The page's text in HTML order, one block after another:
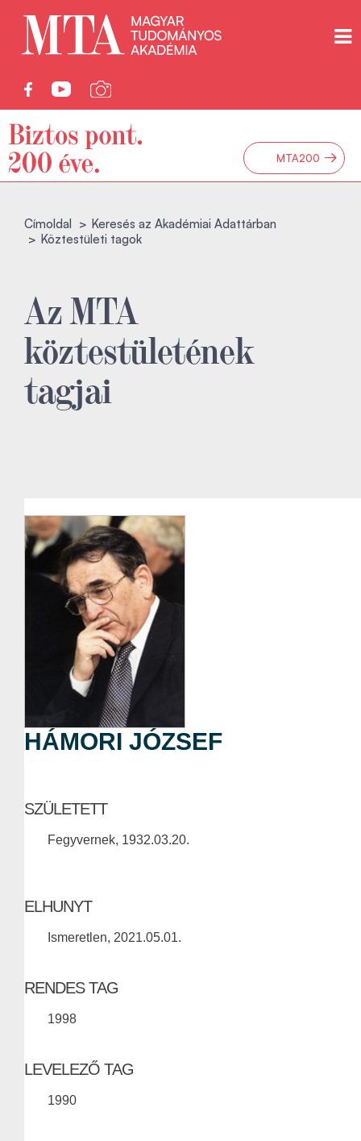
MTA200 →
Címoldal
Keresés az Akadémiai Adattárban
Köztestületi tagok
Az MTA
köztestületének
tagjai
HÁMORI JÓZSEF
SZÜLETETT
Fegyvernek, 1932.03.20.
ELHUNYT
Ismeretlen, 2021.05.01.
RENDES TAG
1998
LEVELEZŐ TAG
1990